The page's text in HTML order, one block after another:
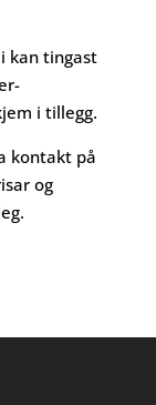
kan tingast
i tillegg.
kontakt på
og